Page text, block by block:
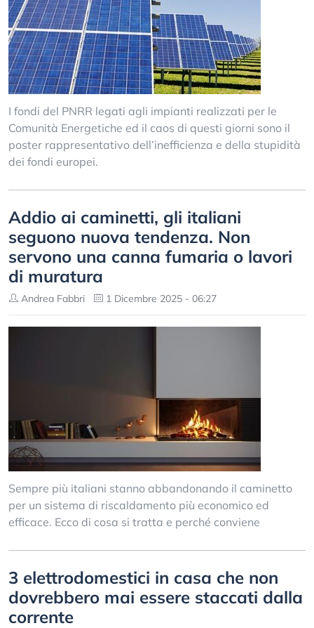
I fondi del PNRR legati agli impianti realizzati per le
Comunità Energetiche ed il caos di questi giorni sono il
poster rappresentativo dell’inefficienza e della stupidità
dei fondi europei.
Addio ai caminetti, gli italiani
seguono nuova tendenza. Non
servono una canna fumaria o lavori
di muratura
Andrea Fabbri 1 Dicembre 2025 - 06:27
Sempre più italiani stanno abbandonando il caminetto
per un sistema di riscaldamento più economico ed
efficace. Ecco di cosa si tratta e perché conviene
3 elettrodomestici in casa che non
dovrebbero mai essere staccati dalla
corrente